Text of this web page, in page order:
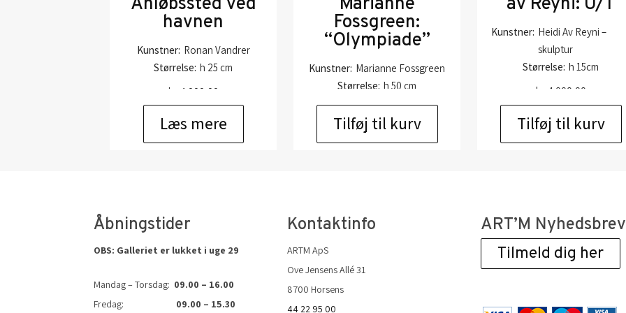
havnen
Kunstner: Ronan Vandrer
Størrelse: h 25 cm
kr. 4.000,00
Læs mere
Fossgreen:
“Olympiade”
Kunstner: Marianne Fossgreen
Størrelse: h 50 cm
kr.6.500,00
Tilføj til kurv
Kunstner: Heidi Av Reyni –
skulptur
Størrelse: h 15cm
kr. 4.000,00
Tilføj til kurv
Åbningstider
OBS: Galleriet er lukket i uge 29
Mandag – Torsdag: 09.00 – 16.00
Fredag: 09.00 – 15.30
Kontaktinfo
ARTM ApS
Ove Jensens Allé 31
8700 Horsens
44 22 95 00
ART’M Nyhedsbrev
Tilmeld dig her